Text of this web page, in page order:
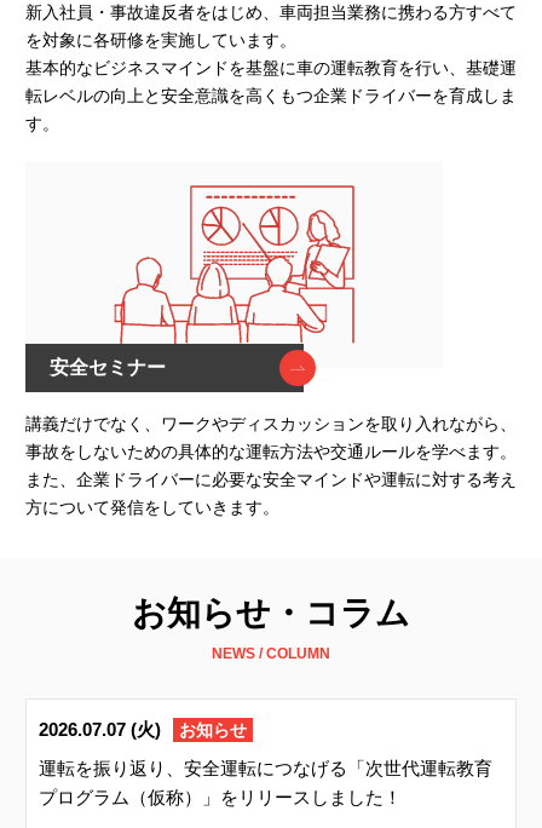
新入社員・事故違反者をはじめ、車両担当業務に携わる方すべて
を対象に各研修を実施しています。
基本的なビジネスマインドを基盤に車の運転教育を行い、基礎運
転レベルの向上と安全意識を高くもつ企業ドライバーを育成しま
す。
安全セミナー
講義だけでなく、ワークやディスカッションを取り入れながら、
事故をしないための具体的な運転方法や交通ルールを学べます。
また、企業ドライバーに必要な安全マインドや運転に対する考え
方について発信をしていきます。
お知らせ・コラム
NEWS / COLUMN
2026.07.07 (火) お知らせ
運転を振り返り、安全運転につなげる「次世代運転教育
プログラム（仮称）」をリリースしました！